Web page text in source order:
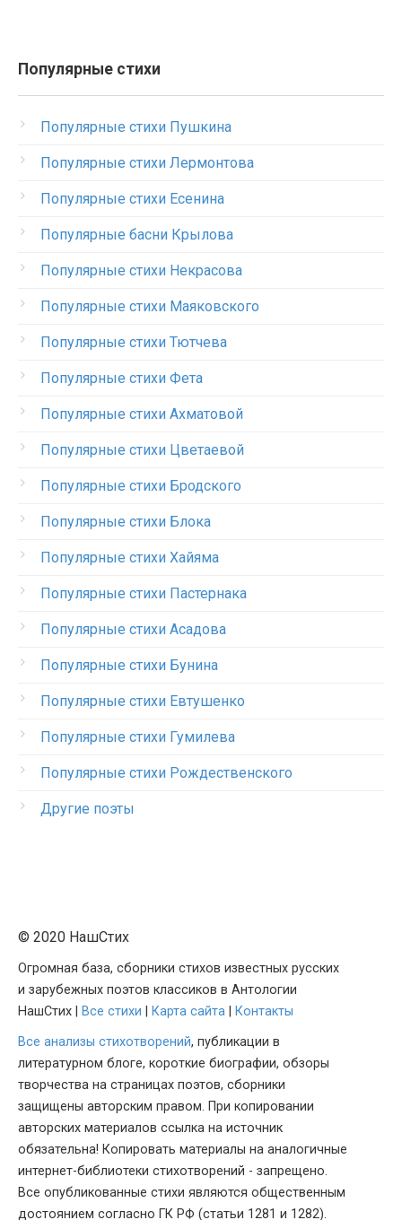
Популярные стихи
Популярные стихи Пушкина
Популярные стихи Лермонтова
Популярные стихи Есенина
Популярные басни Крылова
Популярные стихи Некрасова
Популярные стихи Маяковского
Популярные стихи Тютчева
Популярные стихи Фета
Популярные стихи Ахматовой
Популярные стихи Цветаевой
Популярные стихи Бродского
Популярные стихи Блока
Популярные стихи Хайяма
Популярные стихи Пастернака
Популярные стихи Асадова
Популярные стихи Бунина
Популярные стихи Евтушенко
Популярные стихи Гумилева
Популярные стихи Рождественского
Другие поэты
© 2020 НашСтих
Огромная база, сборники стихов известных русских
и зарубежных поэтов классиков в Антологии
НашСтих |
Все стихи Карта сайта
Контакты
Все анализы стихотворений, публикации в
литературном блоге, короткие биографии, обзоры
творчества на страницах поэтов, сборники
защищены авторским правом. При копировании
авторских материалов ссылка на источник
обязательна! Копировать материалы на аналогичные
интернет-библиотеки стихотворений - запрещено.
Все опубликованные стихи являются общественным
достоянием согласно ГК РФ (статьи 1281 и 1282).